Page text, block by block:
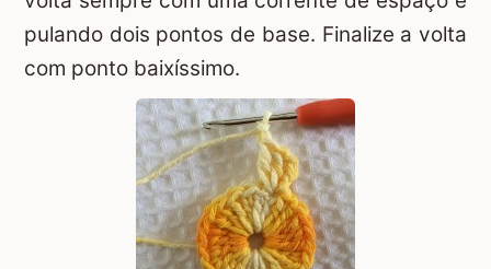
pulando dois pontos de base. Finalize a volta
com ponto baixíssimo.